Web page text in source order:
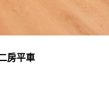
房平車